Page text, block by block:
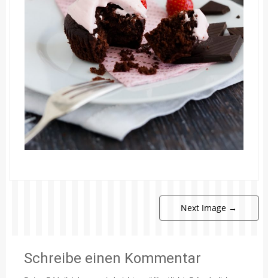
Next Image →
Schreibe einen Kommentar